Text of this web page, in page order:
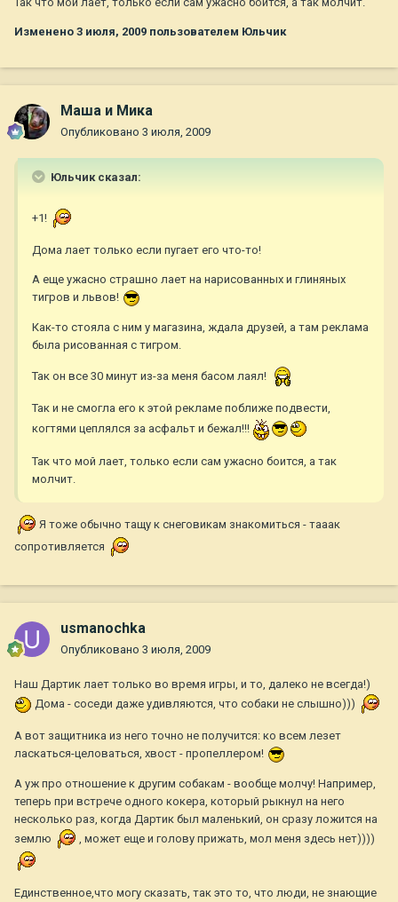
Изменено 3 июля, 2009 пользователем Юльчик
Маша и Мика
Опубликовано 3 июля, 2009
Юльчик сказал:
+1!
Дома лает только если пугает его что-то!
А еще ужасно страшно лает на нарисованных и глиняных
тигров и львов!
Как-то стояла с ним у магазина, ждала друзей, а там реклама
была рисованная с тигром.
Так он все 30 минут из-за меня басом лаял!
Так и не смогла его к этой рекламе поближе подвести,
когтями цеплялся за асфальт и бежал!!!
Так что мой лает, только если сам ужасно боится, а так
молчит.
Я тоже обычно тащу к снеговикам знакомиться - тааак
сопротивляется
usmanochka
Опубликовано 3 июля, 2009
Наш Дартик лает только во время игры, и то, далеко не всегда!)
Дома - соседи даже удивляются, что собаки не слышно)))
А вот защитника из него точно не получится: ко всем лезет
ласкаться-целоваться, хвост - пропеллером!
А уж про отношение к другим собакам - вообще молчу! Например,
теперь при встрече одного кокера, который рыкнул на него
несколько раз, когда Дартик был маленький, он сразу ложится на
землю
, может еще и голову прижать, мол меня здесь нет))))
Единственное,что могу сказать, так это то, что люди, не знающие